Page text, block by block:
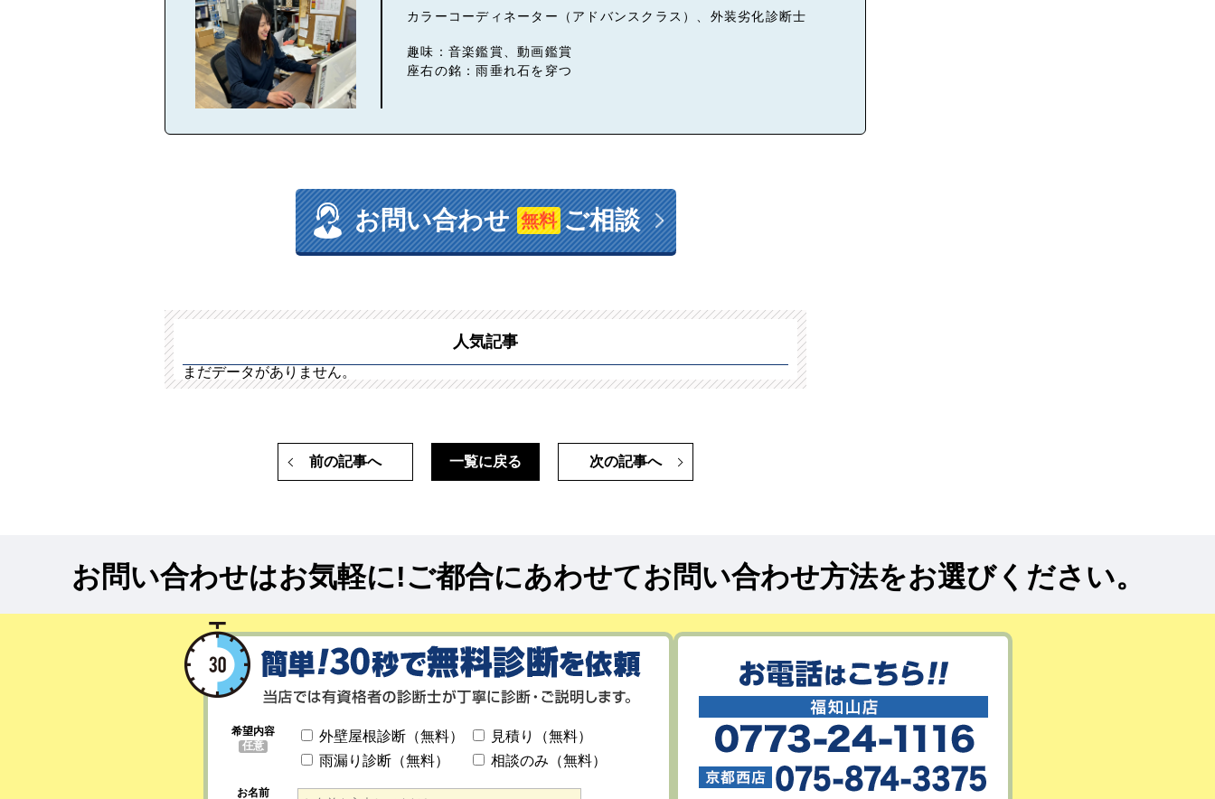
カラーコーディネーター（アドバンスクラス）、外装劣化診断士
趣味：音楽鑑賞、動画鑑賞
座右の銘：雨垂れ石を穿つ
お問い合わせ無料 ご相談
人気記事
まだデータがありません。
前の記事へ 次の記事へ
一覧に戻る
お問い合わせはお気軽に!ご都合にあわせてお問い合わせ方法をお選びください。
希望内容
任意
外壁屋根診断（無料）
見積り（無料）
雨漏り診断（無料）
相談のみ（無料）
お名前